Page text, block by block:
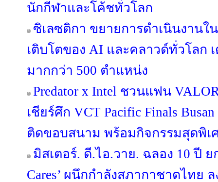
นักกีฬาและโค้ชทั่วโลก
ซิเลซติกา ขยายการดำเนินงานใ
เติบโตของ AI และคลาวด์ทั่วโลก
มากกว่า 500 ตำแหน่ง
Predator x Intel ชวนแฟน
เชียร์ศึก VCT Pacific Finals
ติดขอบสนาม พร้อมกิจกรรมสุดพิเ
มิสเตอร์. ดี.ไอ.วาย. ฉลอง 10 ปี ย
Cares’ ผนึกกำลังสภากาชาดไทย